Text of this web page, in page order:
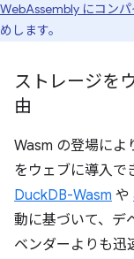
WebAssembly にコン
めします。
ストレージを
由
Wasm の登場によ
をウェブに導入で
DuckDB-Wasm や
動に基づいて、デ
ベンダーよりも迅